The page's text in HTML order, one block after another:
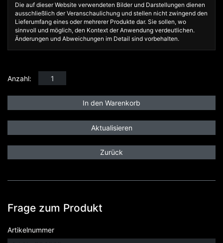
Die auf dieser Website verwendeten Bilder und Darstellungen dienen
ausschließlich der Veranschaulichung und stellen nicht zwingend den
Lieferumfang eines oder mehrerer Produkte dar. Sie sollen, wo
sinnvoll und möglich, den Kontext der Anwendung verdeutlichen.
Änderungen und Abweichungen im Detail sind vorbehalten.
Anzahl:
Zurück
Frage zum Produkt
Artikelnummer